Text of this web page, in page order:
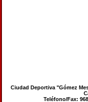
Ciudad Deportiva "Gómez
Teléfono/Fax: